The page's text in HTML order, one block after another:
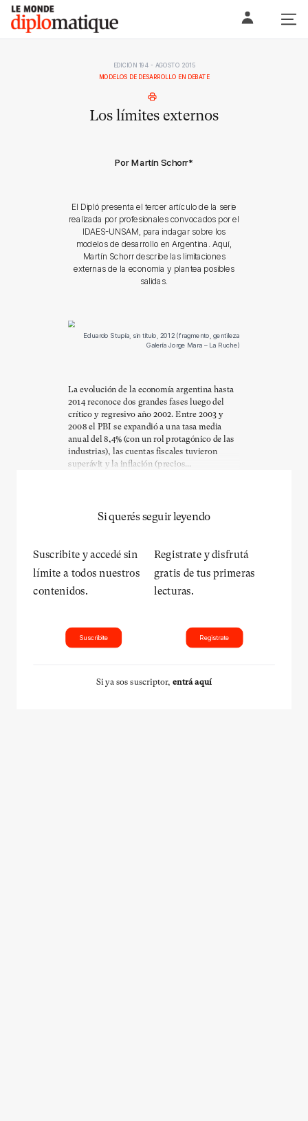
Skip
content
Le monde diplomatique
EDICIÓN 194 - AGOSTO 2015
MODELOS DE DESARROLLO EN DEBATE
Los límites externos
Por Martín Schorr*
El Dipló presenta el tercer artículo de la serie
realizada por profesionales convocados por el
IDAES-UNSAM, para indagar sobre los
modelos de desarrollo en Argentina. Aquí,
Martín Schorr describe las limitaciones
externas de la economía y plantea posibles
salidas.
Eduardo Stupía, sin título, 2012 (fragmento, gentileza
Galería Jorge Mara – La Ruche)
La evolución de la economía argentina hasta
2014 reconoce dos grandes fases luego del
crítico y regresivo año 2002. Entre 2003 y
2008 el PBI se expandió a una tasa media
anual del 8,4% (con un rol protagónico de las
industrias), las cuentas fiscales tuvieron
superávit y la inflación (precios...
Si querés seguir leyendo
Suscribite y accedé sin
límite a todos nuestros
contenidos.
Suscribite
Registrate y disfrutá
gratis de tus primeras
lecturas.
Registrate
Si ya sos suscriptor, entrá aquí